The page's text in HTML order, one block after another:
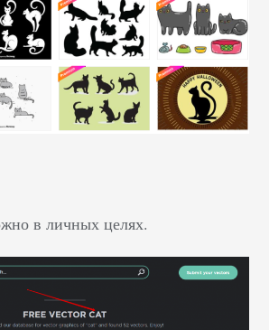
в личных целях.